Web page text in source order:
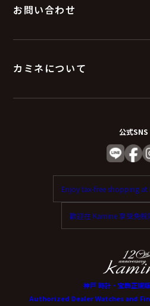
お問い合わせ
カミネについて
公式SNS
Enjoy tax-free shopping at
歡迎在 Kamine 享受免稅
神戸 時計・宝飾正規
Authorized Dealer Watches and